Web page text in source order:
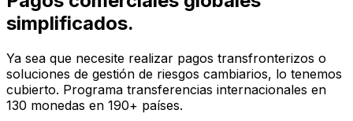
simplificados.
Ya sea que necesite realizar pagos transfronterizos o
soluciones de gestión de riesgos cambiarios, lo tenemos
cubierto. Programa transferencias internacionales en
130 monedas en 190+ países.